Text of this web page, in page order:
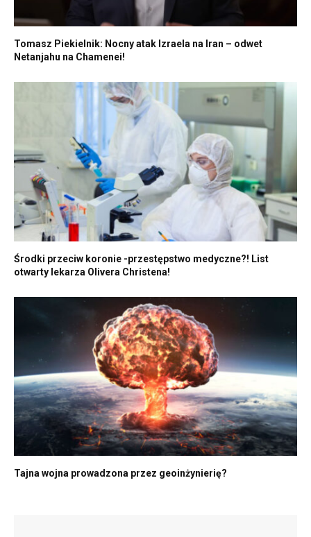
Tomasz Piekielnik: Nocny atak Izraela na Iran – odwet
Netanjahu na Chamenei!
Środki przeciw koronie -przestępstwo medyczne?! List
otwarty lekarza Olivera Christena!
Tajna wojna prowadzona przez geoinżynierię?